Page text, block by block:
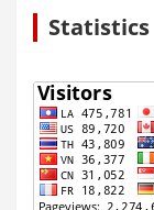
Statistics